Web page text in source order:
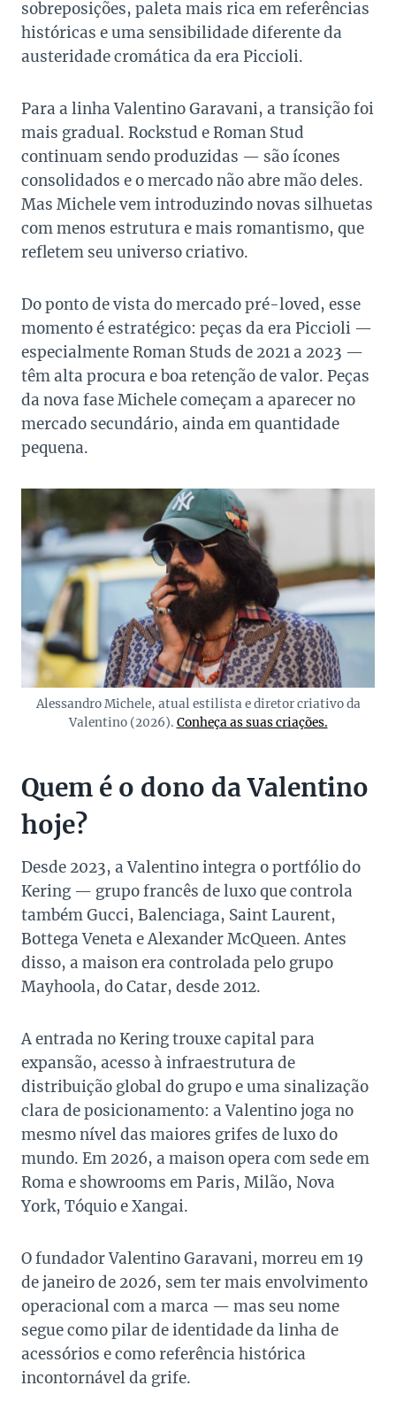
sobreposições, paleta mais rica em referências
históricas e uma sensibilidade diferente da
austeridade cromática da era Piccioli.
Para a linha Valentino Garavani, a transição foi
mais gradual. Rockstud e Roman Stud
continuam sendo produzidas — são ícones
consolidados e o mercado não abre mão deles.
Mas Michele vem introduzindo novas silhuetas
com menos estrutura e mais romantismo, que
refletem seu universo criativo.
Do ponto de vista do mercado pré-loved, esse
momento é estratégico: peças da era Piccioli —
especialmente Roman Studs de 2021 a 2023 —
têm alta procura e boa retenção de valor. Peças
da nova fase Michele começam a aparecer no
mercado secundário, ainda em quantidade
pequena.
Alessandro Michele, atual estilista e diretor criativo da
Valentino (2026). Conheça as suas criações.
Quem é o dono da Valentino
hoje?
Desde 2023, a Valentino integra o portfólio do
Kering — grupo francês de luxo que controla
também Gucci, Balenciaga, Saint Laurent,
Bottega Veneta e Alexander McQueen. Antes
disso, a maison era controlada pelo grupo
Mayhoola, do Catar, desde 2012.
A entrada no Kering trouxe capital para
expansão, acesso à infraestrutura de
distribuição global do grupo e uma sinalização
clara de posicionamento: a Valentino joga no
mesmo nível das maiores grifes de luxo do
mundo. Em 2026, a maison opera com sede em
Roma e showrooms em Paris, Milão, Nova
York, Tóquio e Xangai.
O fundador Valentino Garavani, morreu em 19
de janeiro de 2026, sem ter mais envolvimento
operacional com a marca — mas seu nome
segue como pilar de identidade da linha de
acessórios e como referência histórica
incontornável da grife.